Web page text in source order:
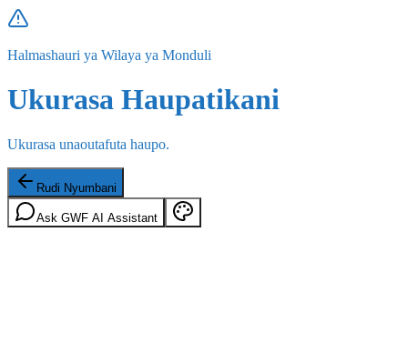
Halmashauri ya Wilaya ya Monduli
Ukurasa Haupatikani
Ukurasa unaoutafuta haupo.
Rudi Nyumbani
Ask GWF AI Assistant